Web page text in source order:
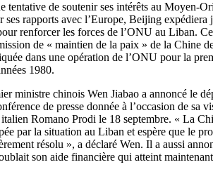
tentative de soutenir ses intérêts au Moyen-
ses rapports avec l’Europe, Beijing expédiera
renforcer les forces de l’ONU au Liban.
de « maintien de la paix » de la Chine
dans une opération de l’ONU pour la
1980.
ministre chinois Wen Jiabao a annoncé le
de presse donnée à l’occasion de sa
Romano Prodi le 18 septembre. « La
par la situation au Liban et espère que le
résolu », a déclaré Wen. Il a aussi
son aide financière qui atteint